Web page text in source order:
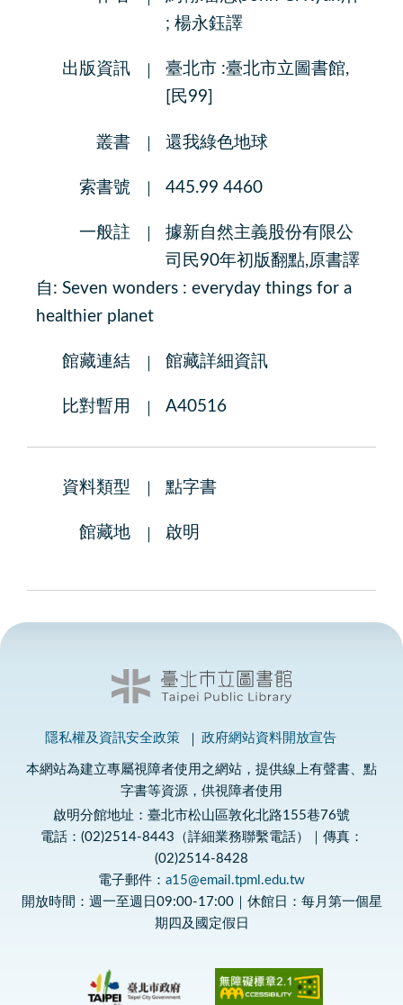
; 楊永鈺譯
出版資訊
臺北市 :臺北市立圖書館,
[民99]
叢書 還我綠色地球
索書號 445.99 4460
一般註
據新自然主義股份有限公
司民90年初版翻點,原書譯
自: Seven wonders : everyday things for a
healthier planet
館藏連結 館藏詳細資訊
比對暫用 A40516
資料類型 點字書
館藏地 啟明
隱私權及資訊安全政策 政府網站資料開放宣告
本網站為建立專屬視障者使用之網站，提供線上有聲書、點
字書等資源，供視障者使用
啟明分館地址：臺北市松山區敦化北路155巷76號
電話：(02)2514-8443（詳細業務聯繫電話）｜傳真：
(02)2514-8428
電子郵件： a15@email.tpml.edu.tw
開放時間：週一至週日09:00-17:00｜休館日：每月第一個星
期四及國定假日